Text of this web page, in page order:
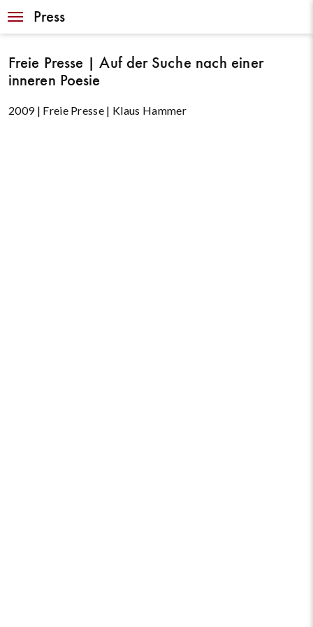
Press
Freie Presse | Auf der Suche nach einer
inneren Poesie
2009 | Freie Presse | Klaus Hammer